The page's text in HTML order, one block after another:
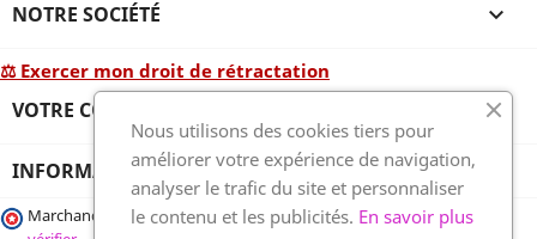
NOTRE SOCIÉTÉ 
⚖ Exercer mon droit de rétractation
VOTRE COMPTE 
INFORMATIONS
Marchand approuvé par la Société des Avis Garantis,cliquez ici pour
Nous utilisons des cookies tiers pour
améliorer votre expérience de navigation,
analyser le trafic du site et personnaliser
le contenu et les publicités. En savoir plus